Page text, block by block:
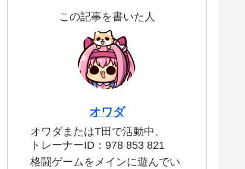
この記事を書いた人
オワダ
オワダまたはT田で活動中。
トレーナーID：978 853 821
格闘ゲームをメインに遊んでい